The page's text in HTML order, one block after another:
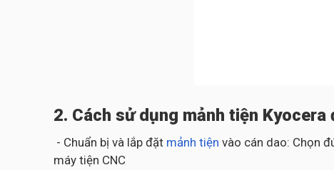
2. Cách sử dụng mảnh tiện
- Chuẩn bị và lắp đặt mảnh tiện vào cán dao: Chọn
máy tiện CNC